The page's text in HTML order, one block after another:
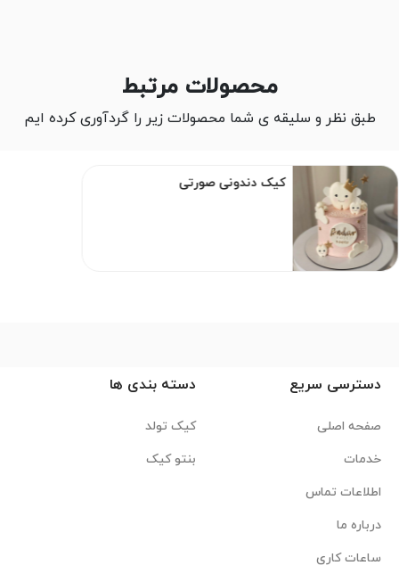
محصولات مرتبط
طبق نظر و سلیقه ی شما محصولات زیر را گردآوری کرده ایم
کیک دندونی صورتی
دسترسی سریع
صفحه اصلی
خدمات
اطلاعات تماس
درباره ما
ساعات کاری
دسته بندی ها
کیک تولد
بنتو کیک